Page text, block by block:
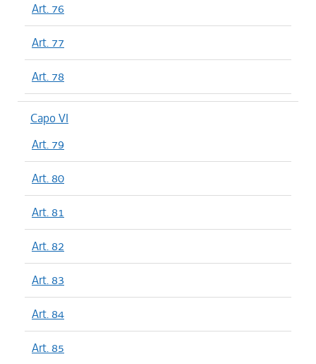
Art. 76
Art. 77
Art. 78
Capo VI
Art. 79
Art. 80
Art. 81
Art. 82
Art. 83
Art. 84
Art. 85